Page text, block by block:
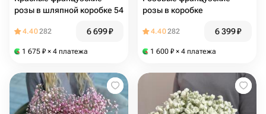
розы в шляпной коробке 54
4.40282 6 699₽
1 675 ₽ × 4 платежа
розы в коробке
4.40282 6 399₽
1 600 ₽ × 4 платежа